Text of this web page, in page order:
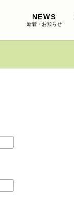
NEWS
新着・お知らせ